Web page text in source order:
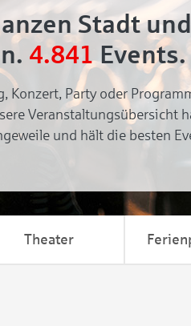
Stadt und
4.841Events.
Konzert, Party oder
Veranstaltungsübersicht
und hält die besten
Theater